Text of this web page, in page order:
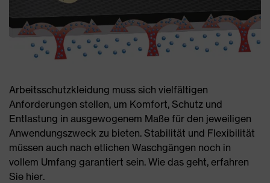
Arbeitsschutzkleidung muss sich vielfältigen
Anforderungen stellen, um Komfort, Schutz und
Entlastung in ausgewogenem Maße für den jeweiligen
Anwendungszweck zu bieten. Stabilität und Flexibilität
müssen auch nach etlichen Waschgängen noch in
vollem Umfang garantiert sein. Wie das geht, erfahren
Sie hier.